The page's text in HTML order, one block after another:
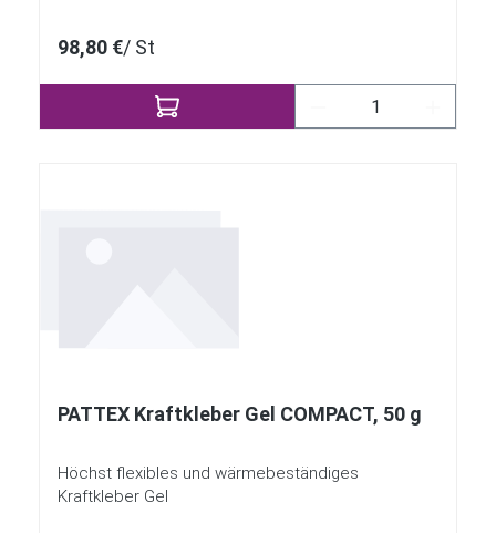
98,80 €/ St
Produkt Anzahl:
PATTEX Kraftkleber Gel COMPACT, 50 g
Höchst flexibles und wärmebeständiges
Kraftkleber Gel